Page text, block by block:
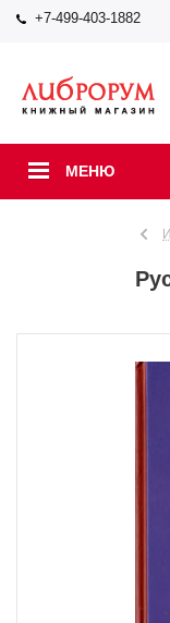
+7-499-403-1882
МЕНЮ